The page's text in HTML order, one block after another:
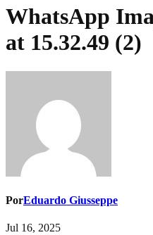
WhatsApp
at 15.32.49 (2)
PorEduardo Giusseppe
Jul 16, 2025